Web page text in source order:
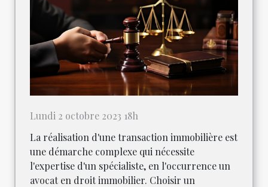
Lundi 2 octobre 2023 18h
La réalisation d'une transaction immobilière est
une démarche complexe qui nécessite
l'expertise d'un spécialiste, en l'occurrence un
avocat en droit immobilier. Choisir un